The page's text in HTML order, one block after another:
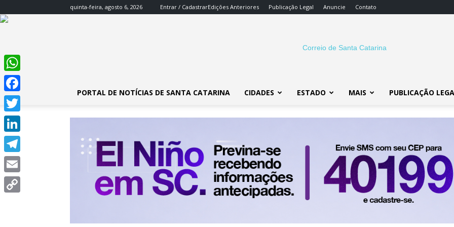
quinta-feira, agosto 6, 2026 Entrar / CadastrarEdições Anteriores Publicação Legal Anuncie Contato
SC
PORTAL DE NOTÍCIAS DE SANTA CATARINA CIDADES ESTADO MAIS PUBLICAÇÃO
WhatsApp
Facebook
Twitter
LinkedIn
Telegram
Email